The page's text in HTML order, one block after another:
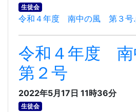
生徒会
令和４年度 南中の風 第３号
令和４年度
第２号
2022年5月17日 11時36分
生徒会